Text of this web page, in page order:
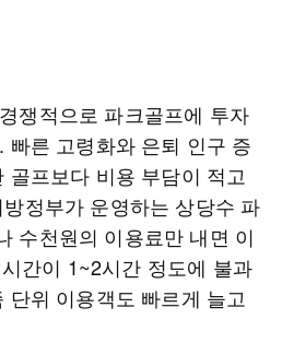
쟁적으로 파크골프에 투자
빠른 고령화와 은퇴 인구 증
프보다 비용 부담이 적고
정부가 운영하는 상당수 파
수천원의 이용료만 내면 이
간이 1~2시간 정도에 불과
위 이용객도 빠르게 늘고